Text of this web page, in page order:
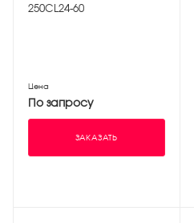
250CL24-60
Цена
По запросу
ЗАКАЗАТЬ